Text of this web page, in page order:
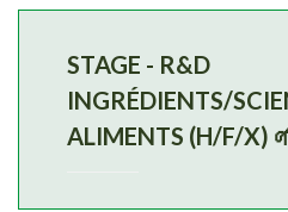
STAGE - R&D
INGRÉDIENTS/
ALIMENTS (H/F/X)